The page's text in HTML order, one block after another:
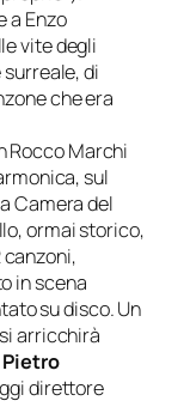
a Enzo
vite degli
di
che era
Rocco Marchi
sul
Camera del
ormai storico,
canzoni,
in scena
su disco. Un
arricchirà
Pietro
direttore